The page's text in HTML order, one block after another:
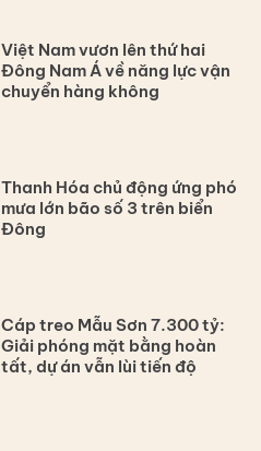
Việt Nam vươn lên thứ hai
Đông Nam Á về năng lực vận
chuyển hàng không
Thanh Hóa chủ động ứng phó
mưa lớn bão số 3 trên biển
Đông
Cáp treo Mẫu Sơn 7.300 tỷ:
Giải phóng mặt bằng hoàn
tất, dự án vẫn lùi tiến độ